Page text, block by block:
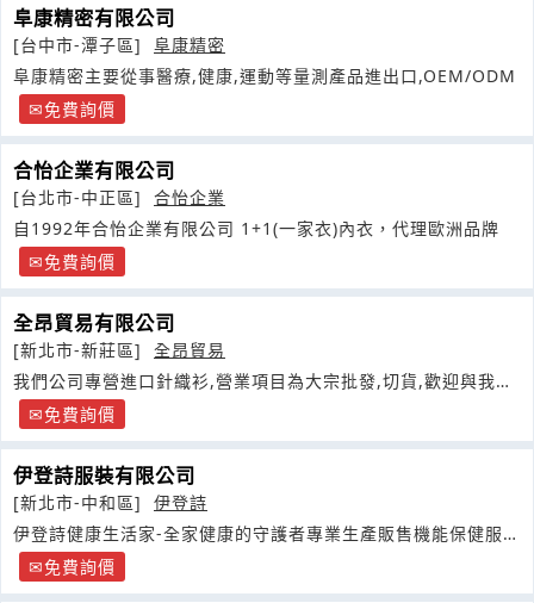
阜康精密有限公司
[台中市-潭子區]
阜康精密
阜康精密主要從事醫療,健康,運動等量測產品進出口,OEM/ODM
免費詢價
合怡企業有限公司
[台北市-中正區]
合怡企業
自1992年合怡企業有限公司 1+1(一家衣)內衣，代理歐洲品牌
免費詢價
全昂貿易有限公司
[新北市-新莊區]
全昂貿易
我們公司專營進口針織衫,營業項目為大宗批發,切貨,歡迎與我們
連絡免費詢價
伊登詩服裝有限公司
[新北市-中和區]
伊登詩
伊登詩健康生活家-全家健康的守護者專業生產販售機能保健服
飾,配件母嬰商品
免費詢價